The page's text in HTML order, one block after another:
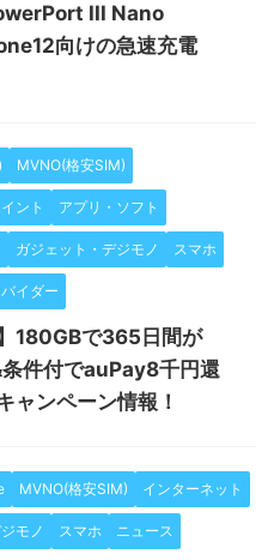
III Nano
向けの急速充電
MVNO(格安SIM)
ント アプリ・ソフト
ガジェット・デジモノ スマホ
イダー
180GBで365日間が
件付でauPay8千円還
ャンペーン情報！
MVNO(格安SIM) インターネット
モノ スマホ ニュース